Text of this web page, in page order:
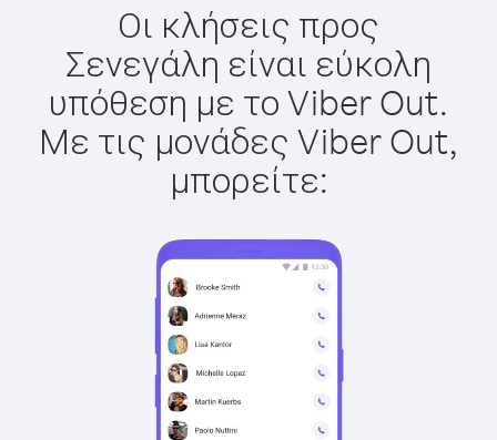
Οι κλήσεις προς
Σενεγάλη είναι εύκολη
υπόθεση με το Viber Out.
Με τις μονάδες Viber Out,
μπορείτε: